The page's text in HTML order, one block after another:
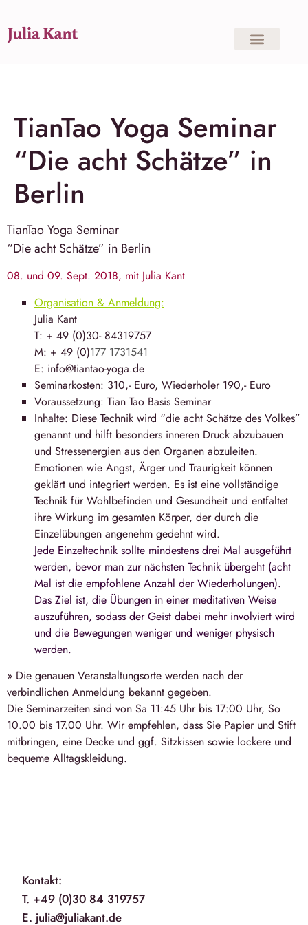
TianTao Yoga Seminar
“Die acht Schätze” in
Berlin
TianTao Yoga Seminar
“Die acht Schätze” in Berlin
08. und 09. Sept. 2018, mit Julia Kant
Organisation & Anmeldung:
Julia Kant
T: + 49 (0)30- 84319757
M: + 49 (0)177 1731541
E: info@tiantao-yoga.de
Seminarkosten: 310,- Euro, Wiederholer 190,- Euro
Voraussetzung: Tian Tao Basis Seminar
Inhalte: Diese Technik wird “die acht Schätze des Volkes”
genannt und hilft besonders inneren Druck abzubauen
und Stressenergien aus den Organen abzuleiten.
Emotionen wie Angst, Ärger und Traurigkeit können
geklärt und integriert werden. Es ist eine vollständige
Technik für Wohlbefinden und Gesundheit und entfaltet
ihre Wirkung im gesamten Körper, der durch die
Einzelübungen angenehm gedehnt wird.
Jede Einzeltechnik sollte mindestens drei Mal ausgeführt
werden, bevor man zur nächsten Technik übergeht (acht
Mal ist die empfohlene Anzahl der Wiederholungen).
Das Ziel ist, die Übungen in einer meditativen Weise
auszuführen, sodass der Geist dabei mehr involviert wird
und die Bewegungen weniger und weniger physisch
werden.
» Die genauen Veranstaltungsorte werden nach der
verbindlichen Anmeldung bekannt gegeben.
Die Seminarzeiten sind von Sa 11:45 Uhr bis 17:00 Uhr, So
10.00 bis 17.00 Uhr. Wir empfehlen, dass Sie Papier und Stift
mitbringen, eine Decke und ggf. Sitzkissen sowie lockere und
bequeme Alltagskleidung.
Kontakt:
T. +49 (0)30 84 319757
E. julia@juliakant.de